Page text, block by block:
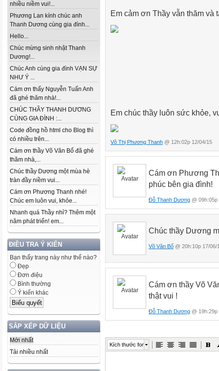
nhiều niềm vui!...
Phương Lan kính chúc anh
Thanh Dương cùng gia đình...
Hello...
Chúc mừng sinh nhật Thanh
Dương!...
Chúc Anh cùng gia đình VẠN SỰ
NHƯ Ý ...
Cám ơn thấy Nguyễn Tuấn Anh
đã ghé thăm nhà!...
CHÚC THẦY THANH DƯƠNG
CÙNG GIA ĐÌNH :...
Code đồng hồ html cho Blog thì
có nhiều trên...
Cám ơn thầy Võ Văn Bổ đã ghé
thăm nhà,...
Chúc thầy Dương một mùa hè
tràn đầy niềm vui...
Cám ơn Phương Thanh nhé!
Chúc em luôn vui, khỏe...
Nhanh quá Thầy nhỉ? Thêm một
năm phát triển! em...
ĐIỀU TRA Ý KIẾN
Bạn thấy trang này như thế nào?
Đẹp
Đơn điệu
Bình thường
Ý kiến khác
SẮP XẾP DỮ LIỆU
Mới nhất
Tải nhiều nhất
Em cảm ơn Thầy vẫn thăm và
Em chúc thầy luôn sức khỏe,
Võ Thị Phương Thanh @ 12h:02p 12/04/15
Cám ơn Phương
phúc bên gia đình!
Đỗ Thanh Dương @ 09h:05p
Chúc thầy Dương
Võ Văn Bổ @ 20h:10p 17/06/
Cám ơn thầy Võ
thật vui !
Đỗ Thanh Dương @ 19h:29p
Kích thước font